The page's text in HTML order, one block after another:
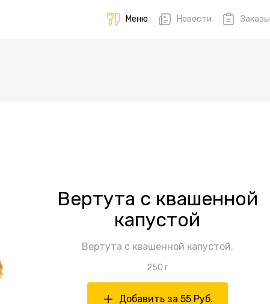
Меню Новости Заказы
Вертута с квашенной
капустой
Вертута с квашенной капустой.
250 г
Добавить за 55 Руб.